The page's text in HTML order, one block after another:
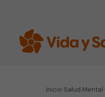
Inicio Salud Mental